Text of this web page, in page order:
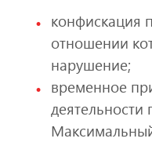
конфискация
отношении
нарушение;
временное
деятельности